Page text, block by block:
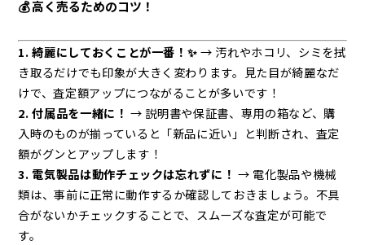
💰 高く売るためのコツ！
1. 綺麗にしておくことが一番！✨→ 汚れやホコリ、シミを拭
き取るだけでも印象が大きく変わります。見た目が綺麗なだ
けで、査定額アップにつながることが多いです！
2. 付属品を一緒に！ → 説明書や保証書、専用の箱など、購
入時のものが揃っていると「新品に近い」と判断され、査定
額がグンとアップします！
3. 電気製品は動作チェックは忘れずに！ → 電化製品や機械
類は、事前に正常に動作するか確認しておきましょう。不具
合がないかチェックすることで、スムーズな査定が可能で
す。